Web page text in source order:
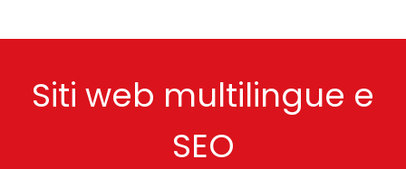
Siti web multilingue e
SEO